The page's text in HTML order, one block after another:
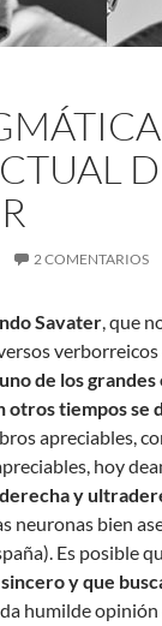
2 COMENTARIOS
Savater, que
de los
otros tiempos
apreciables,
hoy
y
neuronas bien
Es posible
y que
humilde opinión